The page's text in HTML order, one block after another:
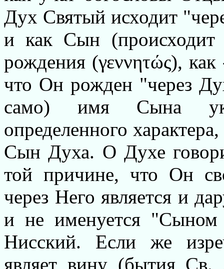
Дух Святый исходит
и как Сын
рождения (γεννητώς),
что Он рожден "через
само) имя Сына
определенного
Сын Духа. О Духе
той причине, что Он
через Него является и
и не именуется "Сыном
Нисский. Если же
являет вину (бытия Св.